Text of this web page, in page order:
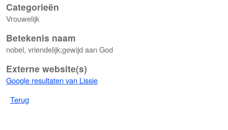
Categorieën
Vrouwelijk
Betekenis naam
nobel, vriendelijk;gewijd aan God
Externe website(s)
Google resultaten van Lissie
Terug